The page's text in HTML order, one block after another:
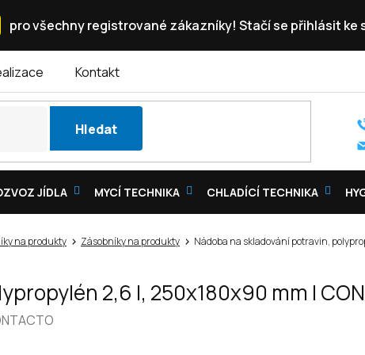
pro všechny registrované zákazníky! Stačí se přihlásit ke
Kontakt
Hledat
JÍDLA MYCÍ TECHNIKA CHLADÍCÍ TECHNIKA
na produkty Zásobníky na produkty Nádoba na skladování potravin,
2,6 l, 250x180x90 mm |